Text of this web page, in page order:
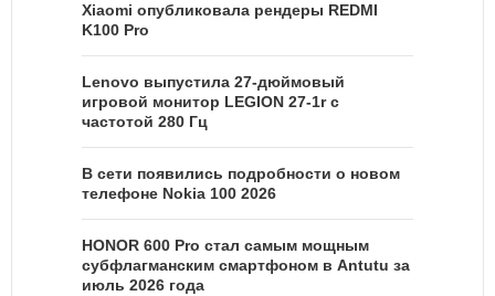
Xiaomi опубликовала рендеры REDMI
K100 Pro
Lenovo выпустила 27-дюймовый
игровой монитор LEGION 27-1r с
частотой 280 Гц
В сети появились подробности о новом
телефоне Nokia 100 2026
HONOR 600 Pro стал самым мощным
субфлагманским смартфоном в Antutu за
июль 2026 года